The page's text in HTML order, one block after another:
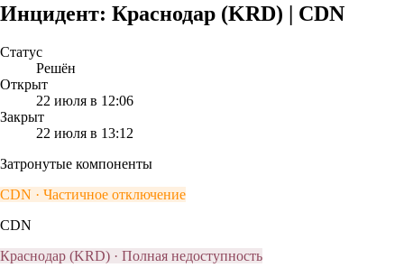
Инцидент: Краснодар (KRD) | CDN
Статус
Решён
Открыт
22 июля в 12:06
Закрыт
22 июля в 13:12
Затронутые компоненты
CDN · Частичное отключение
CDN
Краснодар (KRD) · Полная недоступность